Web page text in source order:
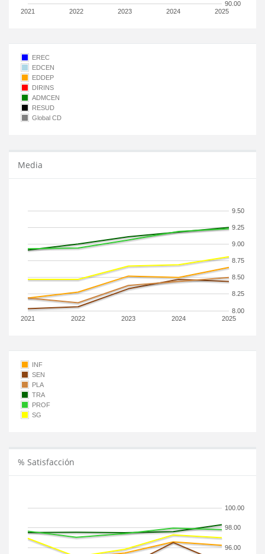
2021 2022 2023 2024 2025
90.00
EREC
EDCEN
EDDEP
DIRINS
ADMCEN
RESUD
Global CD
Media
2021 2022 2023 2024 2025
8.00
8.25
8.50
8.75
9.00
9.25
9.50
INF
SEN
PLA
TRA
PROF
SG
% Satisfacción
96.00
98.00
100.00